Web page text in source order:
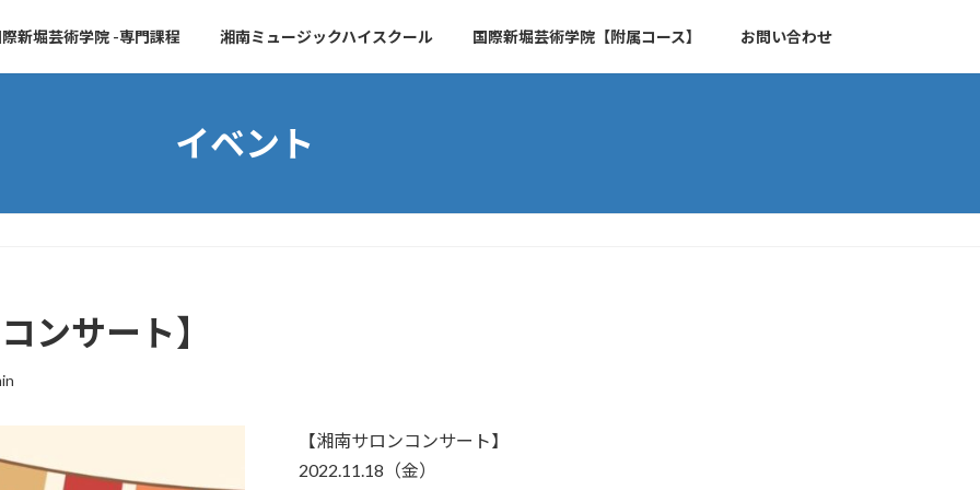
新堀芸術学院 -専門課程 湘南ミュージックハイスクール 国際新堀芸術学院【附属コース】 お問い合わせ
イベント
ンサート】
【湘南サロンコンサート】
2022.11.18（金）